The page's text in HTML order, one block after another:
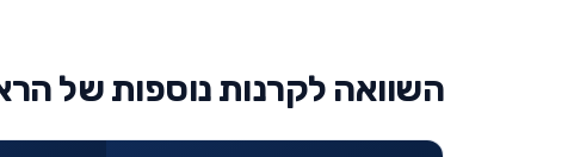
השוואה לקרנות נוספות של